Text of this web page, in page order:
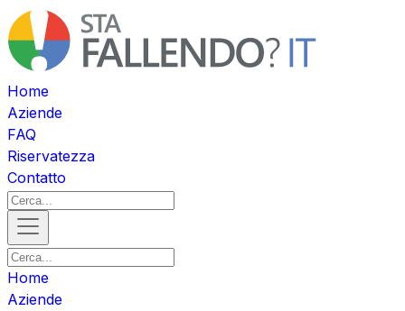
Home
Aziende
FAQ
Riservatezza
Contatto
Home
Aziende